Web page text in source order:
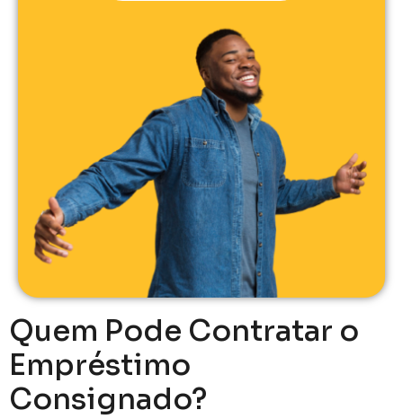
Quem Pode Contratar o
Empréstimo
Consignado?